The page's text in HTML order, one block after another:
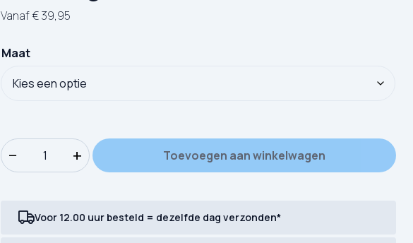
Vanaf€39,95
Maat
Dekbedovertrek Good Morning Flanel Zelma aantal
− + Toevoegen aan winkelwagen
Voor 12.00 uur besteld = dezelfde dag verzonden*